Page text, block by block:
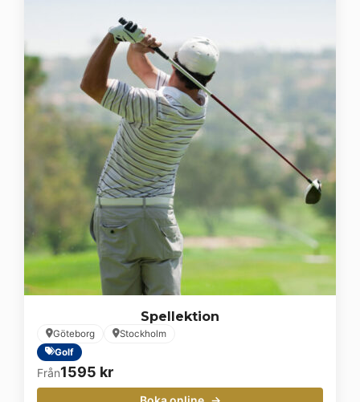
Spellektion
Göteborg
Stockholm
Golf
Från1595 kr